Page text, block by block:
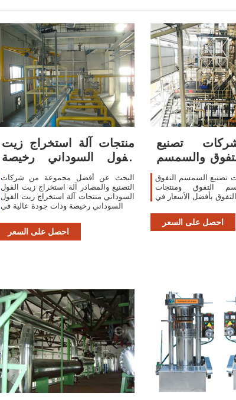
منتجات آلة استخراج زيت
الفول السوداني رخيصة
وذات جودة عالية آلة
البحث عن أفضل مجموعة من شركات
التصنيع والمصادر آلة استخراج زيت الفول
السوداني منتجات آلة استخراج زيت الفول
السوداني رخيصة وذات جودة عالية في
احصل على السعر
تصنيع
والسمسم
التفوق في
تصنيع السمسم التفوق
التفوق ومنتجات
بأفضل الأسعار في
احصل على السعر